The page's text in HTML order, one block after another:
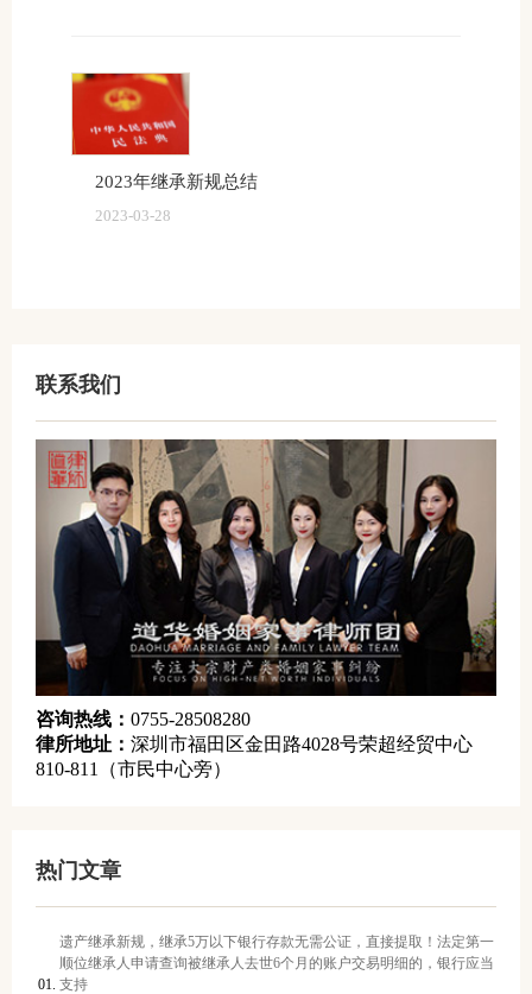
2023年继承新规总结
2023-03-28
联系我们
咨询热线： 0755-28508280
律所地址： 深圳市福田区金田路4028号荣超经贸中心
810-811（市民中心旁）
热门文章
遗产继承新规，继承5万以下银行存款无需公证，直接提取！法定第一
顺位继承人申请查询被继承人去世6个月的账户交易明细的，银行应当
支持